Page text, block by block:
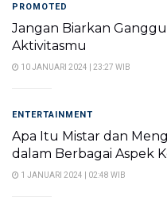
PROMOTED
Jangan Biarkan
Aktivitasmu
10 JANUARI 2024 | 23:27 WIB
ENTERTAINMENT
Apa Itu Mistar dan
dalam Berbagai Aspek
1 JANUARI 2024 | 02:48 WIB